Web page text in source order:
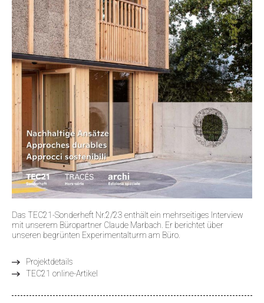
Das TEC21-Sonderheft Nr.2/23 enthält ein mehrseitiges Interview
mit unserem Büropartner Claude Marbach. Er berichtet über
unseren begrünten Experimentalturm am Büro.
Projektdetails
TEC21 online-Artikel